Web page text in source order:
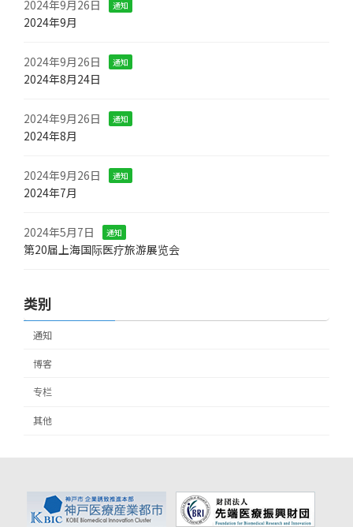
2024年9月26日 通知
2024年9月
2024年9月26日 通知
2024年8月24日
2024年9月26日 通知
2024年8月
2024年9月26日 通知
2024年7月
2024年5月7日 通知
第20届上海国际医疗旅游展览会
类别
通知
博客
专栏
其他